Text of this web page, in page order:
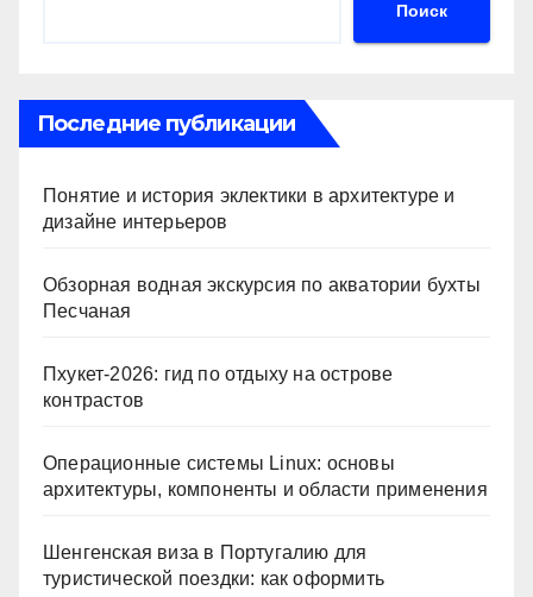
ki
ть
Поиск
Последние публикации
Понятие и история эклектики в архитектуре и
дизайне интерьеров
Обзорная водная экскурсия по акватории бухты
Песчаная
Пхукет-2026: гид по отдыху на острове
контрастов
Операционные системы Linux: основы
архитектуры, компоненты и области применения
Шенгенская виза в Португалию для
туристической поездки: как оформить